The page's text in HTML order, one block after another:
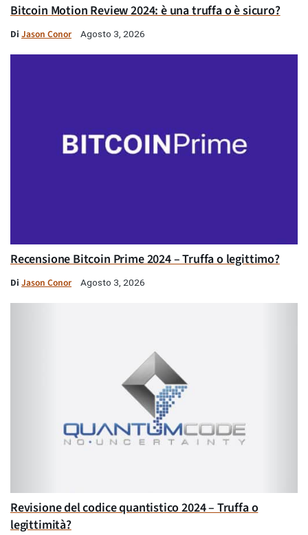
Bitcoin Motion Review 2024: è una truffa o è sicuro?
Di Jason Conor Agosto 3, 2026
Recensione Bitcoin Prime 2024 – Truffa o legittimo?
Di Jason Conor Agosto 3, 2026
Revisione del codice quantistico 2024 – Truffa o
legittimità?